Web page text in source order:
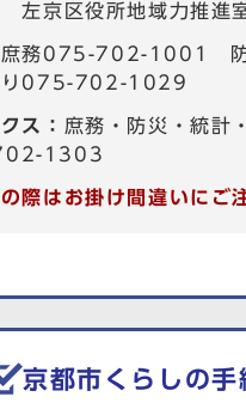
左京区役所地域力推進
庶務075-702-1001 防
り075-702-1029
ス： 庶務・防災・統
1303
際はお掛け間違いにご
報を探す
京都市くらしの手